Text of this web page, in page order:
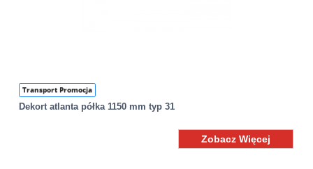
Transport Promocja
Dekort atlanta półka 1150 mm typ 31
Zobacz Więcej